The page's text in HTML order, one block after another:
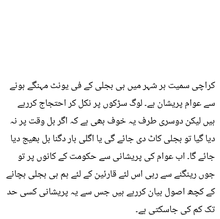
کراچی سمیت ہر شہر میں ہی بجلی کے فی یونٹ مہنگے ہونے
سے عوام پریشان ہے۔ لوگ سڑکوں پر نکل کر احتجاج کررہے
ہیں لیکن دوسری طرف یہ خوف بھی ہے کہ اگر بل وقت پر نہ
دیا گیا تو بجلی کاٹ دی جائے گی یا اگلی بار دگنا بل بھیج دیا
جائے گا۔ اب عوام کی پریشانی سے حکومت کے کانوں پر تو
جوں رینگنے سے رہی اس لئے قارئین کے لئے ہم ہی بجلی بچانے
کے کچھ اصول بیان کررہے ہیں جس سے یہ پریشانی کسی حد
تک کم کی جاسکتی ہے۔